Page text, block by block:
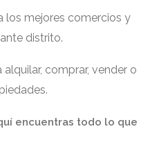
los mejores comercios y
distrito.
comprar, vender o
encuentras todo lo que